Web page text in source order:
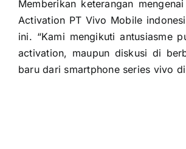
Memberikan keterangan
Activation PT Vivo Mobile
ini. “Kami mengikuti antusiasme
activation, maupun diskusi di
baru dari smartphone series vivo